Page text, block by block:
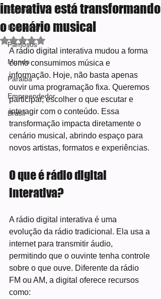
Esporte
Bem-estar
Famosos
Mundo
Paraiba
Empreendedor
Brasil
interativa está transformando
o cenário musical
Avaliado com NaN de 5 estrelas.
A rádio digital interativa mudou a forma
como consumimos música e
informação. Hoje, não basta apenas
ouvir uma programação fixa. Queremos
participar, escolher o que escutar e
interagir com o conteúdo. Essa
transformação impacta diretamente o
cenário musical, abrindo espaço para
novos artistas, formatos e experiências.
O que é rádio digital
interativa?
A rádio digital interativa é uma
evolução da rádio tradicional. Ela usa a
internet para transmitir áudio,
permitindo que o ouvinte tenha controle
sobre o que ouve. Diferente da rádio
FM ou AM, a digital oferece recursos
como: